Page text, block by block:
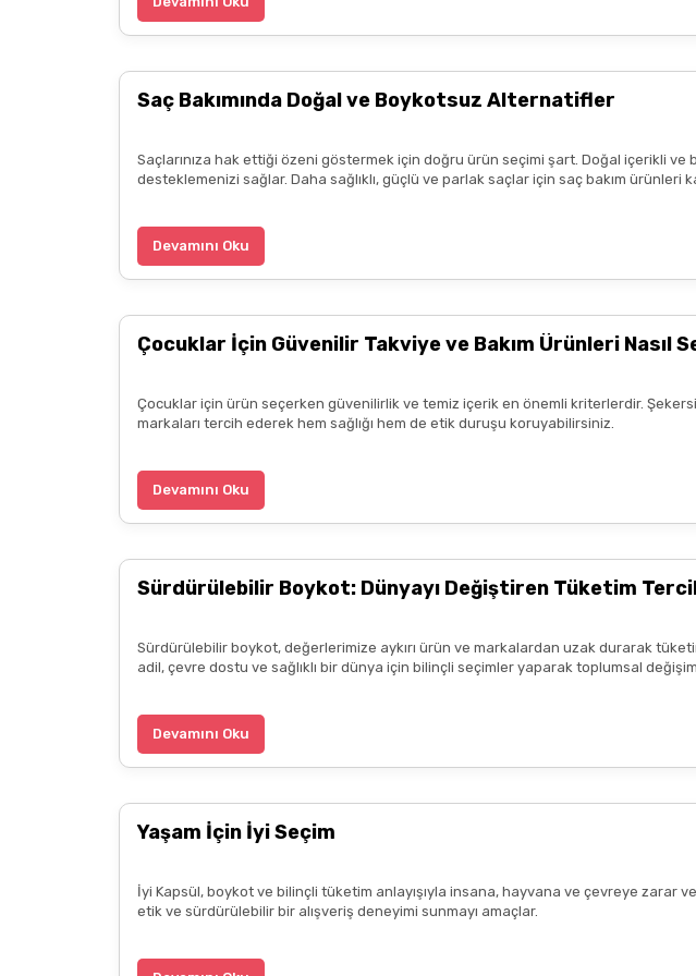
Fiyatları piyasadan araştıranlar farkedecektir benim aldıklarım burada
k... ö... | 20/05/2025
3.alışverişim çok memnunum boykot hassasiyeti ilk tercih sebebimdi
ürün hakkında detaylı bilgiler hızlı kargo bütün işleyiş çok güzel
B... P... | 11/04/2025
diliyorum.
Zeynep Akgöz | 25/03/2025
teşekkür ediyorum. Herkesin emeğine sağlık :)
Zeynep Akgöz | 25/03/2025
Deneyimini Paylaş
Saç Bakımında Doğal ve Boykotsuz Alternatifler
Saçlarınıza hak ettiği özeni göstermek için doğru ürün seçimi şart. Doğal içerikli ve
desteklemenizi sağlar. Daha sağlıklı, güçlü ve parlak saçlar için saç bakım ürünleri
Devamını Oku
Çocuklar İçin Güvenilir Takviye ve Bakım Ürünleri Nasıl
Çocuklar için ürün seçerken güvenilirlik ve temiz içerik en önemli kriterlerdir.
markaları tercih ederek hem sağlığı hem de etik duruşu koruyabilirsiniz.
Devamını Oku
Sürdürülebilir Boykot: Dünyayı Değiştiren Tüketim
Sürdürülebilir boykot, değerlerimize aykırı ürün ve markalardan uzak durarak
adil, çevre dostu ve sağlıklı bir dünya için bilinçli seçimler yaparak toplumsal
Devamını Oku
Yaşam İçin İyi Seçim
İyi Kapsül, boykot ve bilinçli tüketim anlayışıyla insana, hayvana ve çevreye zarar
etik ve sürdürülebilir bir alışveriş deneyimi sunmayı amaçlar.